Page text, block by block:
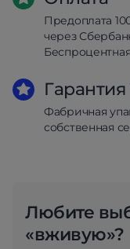
Предоплата
через
Гарантия
Фабричная
собственная
Любите
«вживую»?